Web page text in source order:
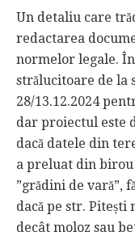
Un detaliu care
redactarea
normelor legale.
strălucitoare de la
28/13.12.2024
dar proiectul este
dacă datele din
a preluat din
”grădini de vară”,
dacă pe str. Pitești
decât moloz sau